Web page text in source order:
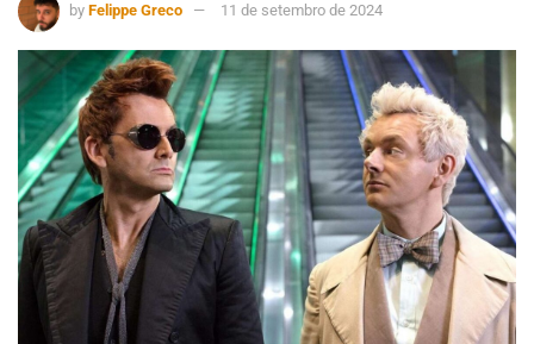
by Felippe Greco 11 de setembro de 2024